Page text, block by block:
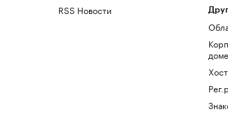
RSS Новости